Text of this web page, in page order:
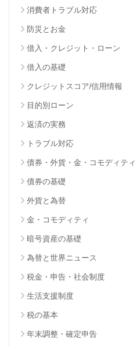
消費者トラブル対応
防災とお金
借入・クレジット・ローン
借入の基礎
クレジットスコア/信用情報
目的別ローン
返済の実務
トラブル対応
債券・外貨・金・コモディティ
債券の基礎
外貨と為替
金・コモディティ
暗号資産の基礎
為替と世界ニュース
税金・申告・社会制度
生活支援制度
税の基本
年末調整・確定申告